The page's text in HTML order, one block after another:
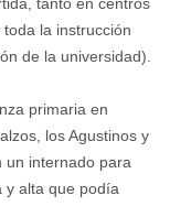
la instrucción
de la universidad).
primaria en
los Agustinos y
un internado para
y alta que podía